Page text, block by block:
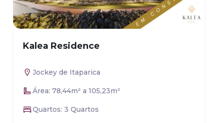
Kalea Residence
Jockey de Itaparica
Área: 78,44m² a 105,23m²
Quartos: 3 Quartos